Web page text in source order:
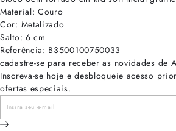
Material: Couro
Cor: Metalizado
Salto: 6 cm
Referência: B3500100750033
cadastre-se para receber as novidades de
Inscreva-se hoje e desbloqueie acesso
ofertas especiais.